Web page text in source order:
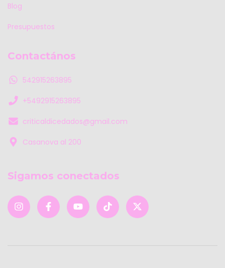
Blog
Presupuestos
Contactános
542915263895
+5492915263895
criticaldicedados@gmail.com
Casanova al 200
Sigamos conectados